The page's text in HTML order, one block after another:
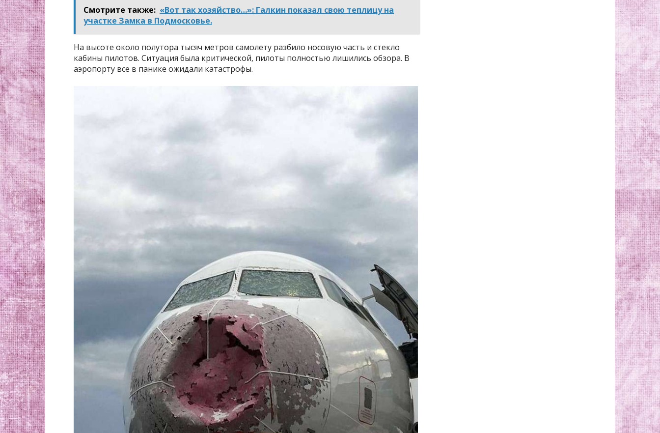
Смотрите также: «Вoт тaк хозяйство…»: Галкин показал свою теплицу на
участке Замка в Подмосковье.
На высоте около полутора тысяч метров самолету разбило носовую часть и стекло
кабины пилотов. Ситуация была критической, пилоты полностью лишились обзора. В
аэропорту все в панике ожидали катастрофы.